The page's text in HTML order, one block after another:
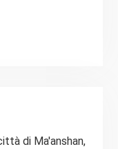
di Ma'anshan,